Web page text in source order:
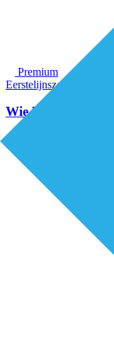
Premium
Eerstelijnszorg
Wie betaalt bepaalt